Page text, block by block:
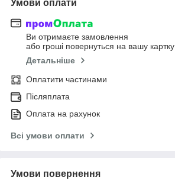
Умови оплати
Ви отримаєте замовлення
або гроші повернуться на вашу картку
Детальніше
Оплатити частинами
Післяплата
Оплата на рахунок
Всі умови оплати
Умови повернення